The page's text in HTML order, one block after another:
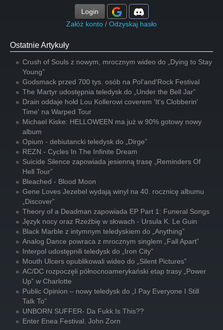
Login
Załóż konto / Odzyskaj hasło
Ostatnie Artykuły
Crush of Souls z nowym, mrocznym wideo do „Dying to Stay
Young”
Godsmack przed 700 tys. osób na Pol'and'Rock Festival
The Martyr udostępnia teledysk do „Under the Bell Jar”
Drain oddaje hołd Lou Kollerowi coverem 'It's Clobberin'
Time' na Warped Tour
Michael Kiske: HELLOWEEN ma już w 90% gotowy nowy
album
Opium - debiutancki teledysk do „Dirge”
REZN - Cycles In The Infinite Dream
Suicide Silence zapowiada jesienną trasę „Reminders Of
Hell Tour”
Bleached - Blood Moon
Gene Loves Jezebel wydają winyl na 40. rocznicę albumu
„Discover”
Theory of a Deadman zapowiada EP Part 1: Funeral Songs
Język nocy oraz Rzeźbię w słowach - Ursula K. Le Guin
Black Marble z intymnym teledyskiem do „Anything”
Analog Dance powraca z mrocznym singlem „Fall Apart”
Interpol udostępnili teledysk do „Iron City”
Mouth Ulcers opublikowali wideo do „Silent Pictures”
AC/DC rozpoczęli północnoamerykański etap trasy „Power
Up” w Charlotte
Public Opinion – nowy teledysk do „I Pay Everyone I Still
Talk To”
UNBORN SUFFER- Da Fukk Is This??
Enter Enea Festival. John Zorn